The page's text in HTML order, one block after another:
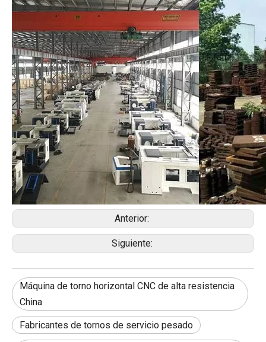
Anterior:
Siguiente:
Máquina de torno horizontal CNC de alta resistencia
China
Fabricantes de tornos de servicio pesado